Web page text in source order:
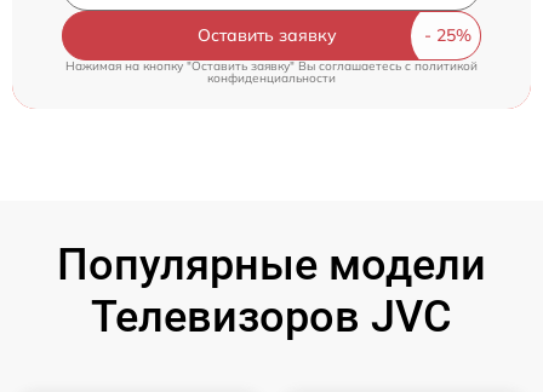
Оставить заявку
Нажимая на кнопку "Оставить заявку" Вы соглашаетесь c политикой
конфиденциальности
Популярные модели
Телевизоров JVC